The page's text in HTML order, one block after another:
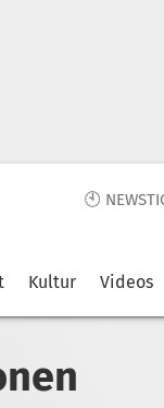
🕙
Kultur Videos